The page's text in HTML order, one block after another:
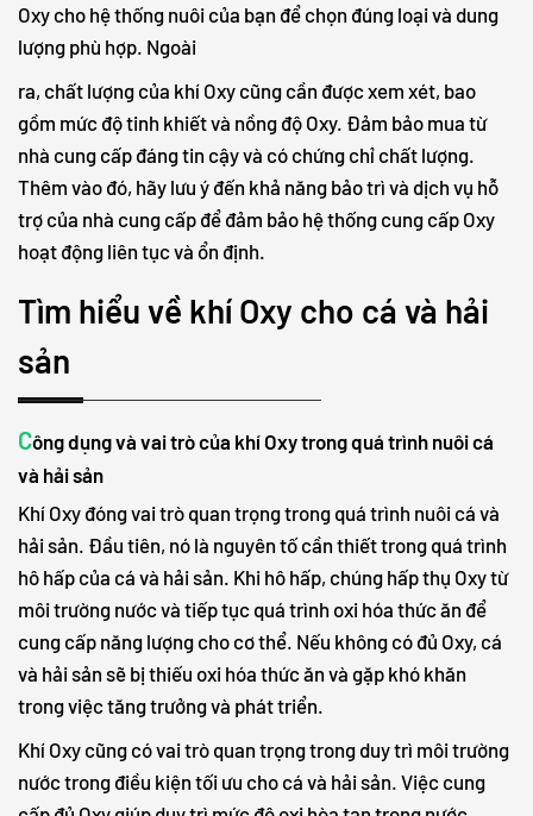
Oxy cho hệ thống nuôi của bạn để chọn đúng loại và dung
lượng phù hợp. Ngoài
ra, chất lượng của khí Oxy cũng cần được xem xét, bao
gồm mức độ tinh khiết và nồng độ Oxy. Đảm bảo mua từ
nhà cung cấp đáng tin cậy và có chứng chỉ chất lượng.
Thêm vào đó, hãy lưu ý đến khả năng bảo trì và dịch vụ hỗ
trợ của nhà cung cấp để đảm bảo hệ thống cung cấp Oxy
hoạt động liên tục và ổn định.
Tìm hiểu về khí Oxy cho cá và hải
sản
Công dụng và vai trò của khí Oxy trong quá trình nuôi cá
và hải sản
Khí Oxy đóng vai trò quan trọng trong quá trình nuôi cá và
hải sản. Đầu tiên, nó là nguyên tố cần thiết trong quá trình
hô hấp của cá và hải sản. Khi hô hấp, chúng hấp thụ Oxy từ
môi trường nước và tiếp tục quá trình oxi hóa thức ăn để
cung cấp năng lượng cho cơ thể. Nếu không có đủ Oxy, cá
và hải sản sẽ bị thiếu oxi hóa thức ăn và gặp khó khăn
trong việc tăng trưởng và phát triển.
Khí Oxy cũng có vai trò quan trọng trong duy trì môi trường
nước trong điều kiện tối ưu cho cá và hải sản. Việc cung